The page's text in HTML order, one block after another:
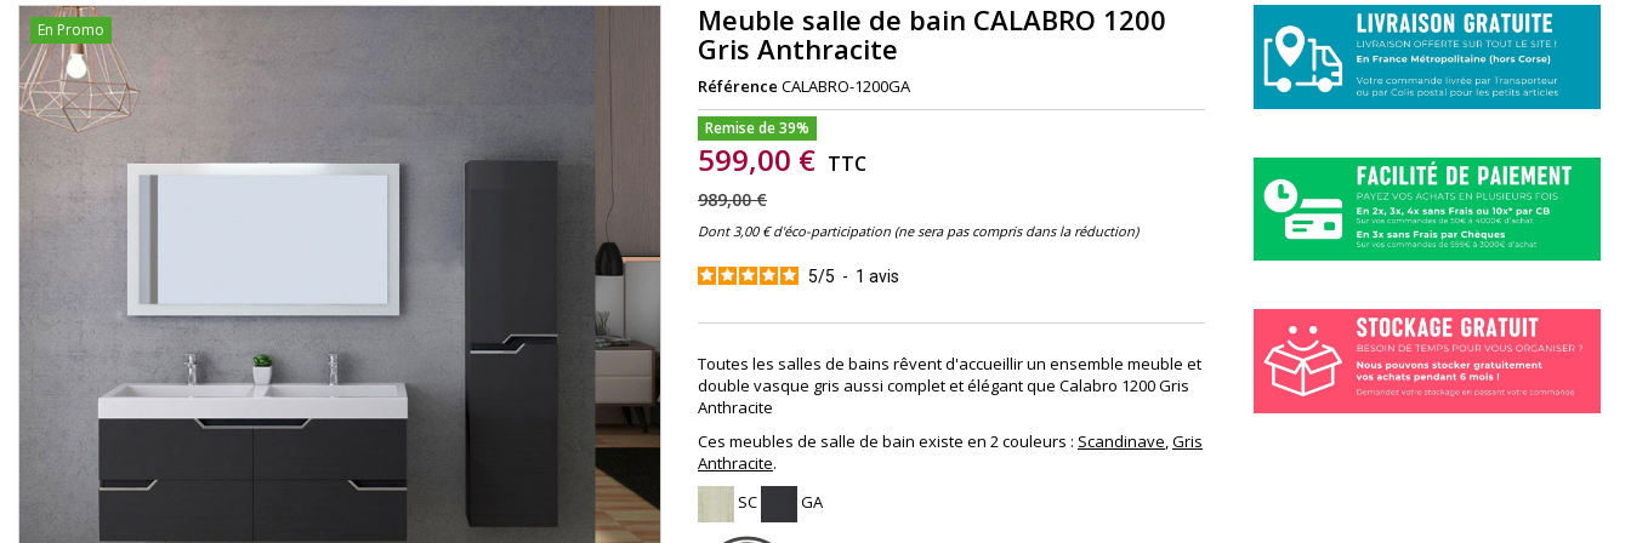
En Promo
Meuble salle de bain CALABRO 1200
Gris Anthracite
Référence CALABRO-1200GA
Remise de 39%
599,00 € TTC
989,00 €
Dont 3,00 € d'éco-participation (ne sera pas compris dans la réduction)
5/5 - 1 avis
Toutes les salles de bains rêvent d'accueillir un ensemble meuble et
double vasque gris aussi complet et élégant que Calabro 1200 Gris
Anthracite
Ces meubles de salle de bain existe en 2 couleurs : Scandinave,Gris
Anthracite.
SC
GA